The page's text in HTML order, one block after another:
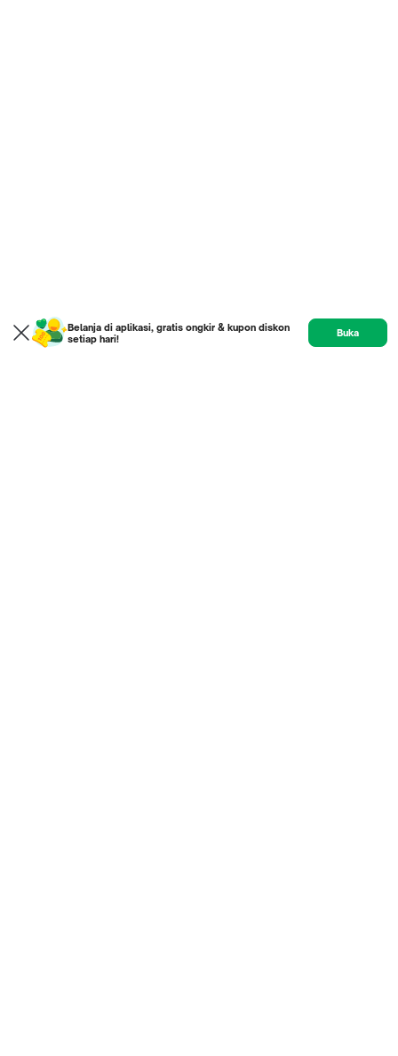
Belanja di aplikasi, gratis ongkir & kupon diskon
setiap hari!
Buka